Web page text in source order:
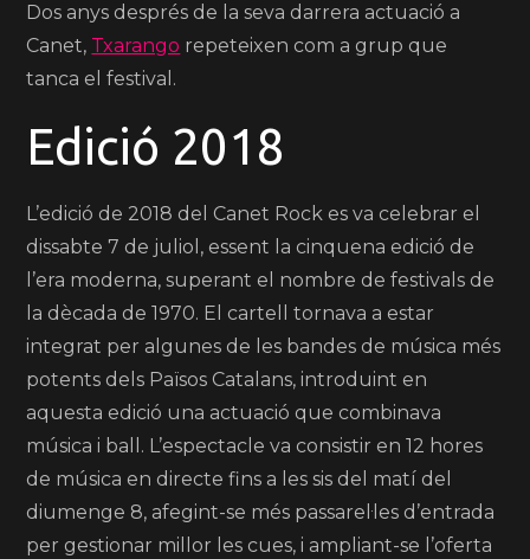
Dos anys després de la seva darrera actuació a
Canet, Txarango repeteixen com a grup que
tanca el festival.
Edició 2018
L’edició de 2018 del Canet Rock es va celebrar el
dissabte 7 de juliol, essent la cinquena edició de
l’era moderna, superant el nombre de festivals de
la dècada de 1970. El cartell tornava a estar
integrat per algunes de les bandes de música més
potents dels Països Catalans, introduint en
aquesta edició una actuació que combinava
música i ball. L’espectacle va consistir en 12 hores
de música en directe fins a les sis del matí del
diumenge 8, afegint-se més passarel·les d’entrada
per gestionar millor les cues, i ampliant-se l’oferta